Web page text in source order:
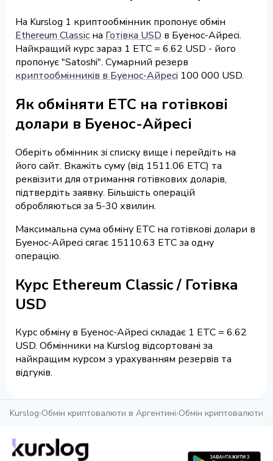
На Kurslog 1 криптообмінник пропонує обмін
Ethereum Classic на Готівка USD в Буенос-Айресі.
Найкращий курс зараз 1 ETC = 6.62 USD - його
пропонує "Satoshi". Сумарний резерв
криптообмінників в Буенос-Айресі 100 000 USD.
Як обміняти ETC на готівкові
долари в Буенос-Айресі
Оберіть обмінник зі списку вище і перейдіть на
його сайт. Вкажіть суму (від 1511.06 ETC) та
реквізити для отримання готівкових доларів,
підтвердіть заявку. Більшість операцій
обробляються за 5-30 хвилин.
Максимальна сума обміну ETC на готівкові долари в
Буенос-Айресі сягає 15110.63 ETC за одну
операцію.
Курс Ethereum Classic / Готівка
USD
Курс обміну в Буенос-Айресі складає 1 ETC = 6.62
USD. Обмінники на Kurslog відсортовані за
найкращим курсом з урахуванням резервів та
відгуків.
Kurslog›Обмін криптовалюти в Аргентині›Обмін криптовалюти в